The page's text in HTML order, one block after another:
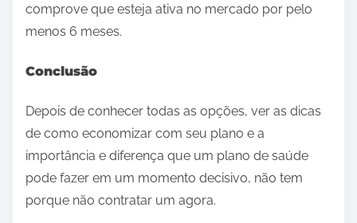
comprove que esteja ativa no mercado por pelo
menos 6 meses.
Conclusão
Depois de conhecer todas as opções, ver as dicas
de como economizar com seu plano e a
importância e diferença que um plano de saúde
pode fazer em um momento decisivo, não tem
porque não contratar um agora.